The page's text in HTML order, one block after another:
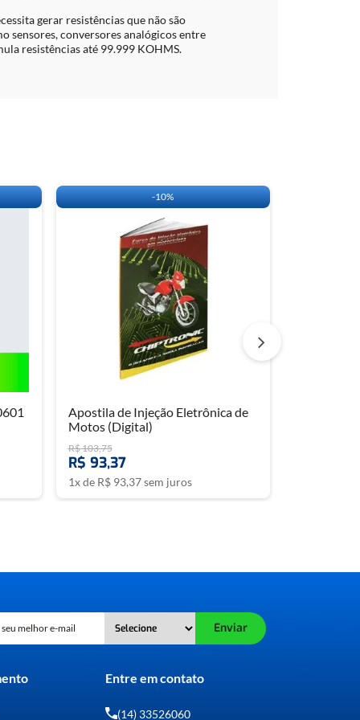
gerar resistências que não são
sensores, conversores analógicos entre
resistências até 99.999 KOHMS.
-10%
Apostila de Injeção Eletrônica de
Motos (Digital)
R$103,75
R$ 93,37
1x de R$ 93,37sem juros
Enviar
Entre em contato
(14) 33526060